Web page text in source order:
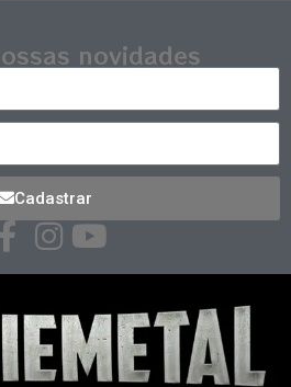
novidades
Cadastrar